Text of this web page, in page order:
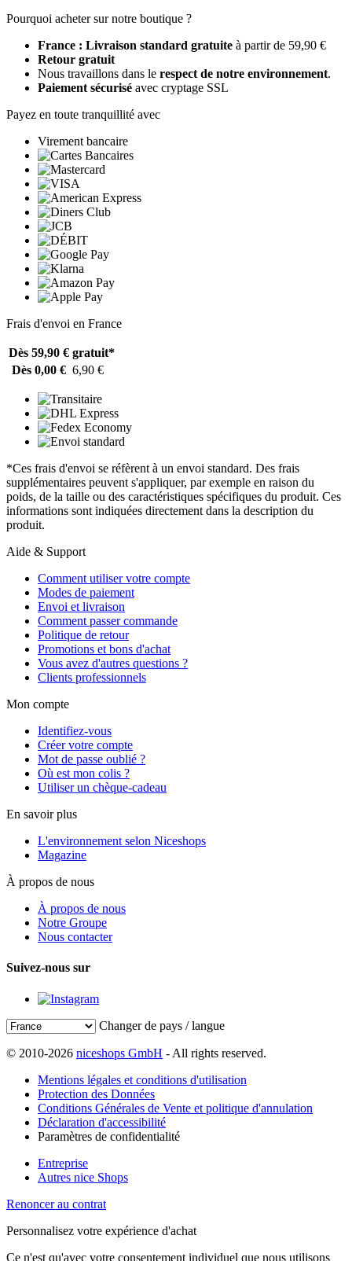
Pourquoi acheter sur notre boutique ?
France : Livraison standard gratuite à partir de 59,90 €
Retour gratuit
Nous travaillons dans le respect de notre environnement.
Paiement sécurisé avec cryptage SSL
Payez en toute tranquillité avec
Virement bancaire
Frais d'envoi en France
Dès 59,90 € gratuit*
Dès 0,00 € 6,90 €
*Ces frais d'envoi se réfèrent à un envoi standard. Des frais
supplémentaires peuvent s'appliquer, par exemple en raison du
poids, de la taille ou des caractéristiques spécifiques du produit. Ces
informations sont indiquées directement dans la description du
produit.
Aide & Support
Comment utiliser votre compte
Modes de paiement
Envoi et livraison
Comment passer commande
Politique de retour
Promotions et bons d'achat
Vous avez d'autres questions ?
Clients professionnels
Mon compte
Identifiez-vous
Créer votre compte
Mot de passe oublié ?
Où est mon colis ?
Utiliser un chèque-cadeau
En savoir plus
L'environnement selon Niceshops
Magazine
À propos de nous
À propos de nous
Notre Groupe
Nous contacter
Suivez-nous sur
Changer de pays / langue
© 2010-2026 niceshops GmbH - All rights reserved.
Mentions légales et conditions d'utilisation
Protection des Données
Conditions Générales de Vente et politique d'annulation
Déclaration d'accessibilité
Paramètres de confidentialité
Entreprise
Autres nice Shops
Renoncer au contrat
Personnalisez votre expérience d'achat
Ce n'est qu'avec votre consentement individuel que nous utilisons